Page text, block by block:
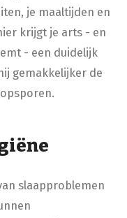
je maaltijden en
krijgt je arts - en
- een duidelijk
gemakkelijker de
slaapproblemen